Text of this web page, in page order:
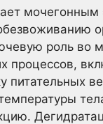
роль во
процессов,
питательных